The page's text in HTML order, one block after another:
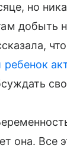
но
добыть
ребенок
она. Все